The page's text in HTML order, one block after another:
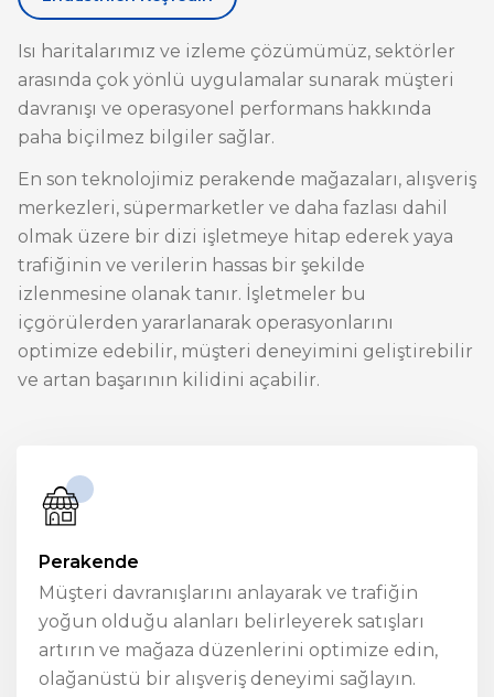
Isı haritalarımız ve izleme çözümümüz, sektörler
arasında çok yönlü uygulamalar sunarak müşteri
davranışı ve operasyonel performans hakkında
paha biçilmez bilgiler sağlar.
En son teknolojimiz perakende mağazaları, alışveriş
merkezleri, süpermarketler ve daha fazlası dahil
olmak üzere bir dizi işletmeye hitap ederek yaya
trafiğinin ve verilerin hassas bir şekilde
izlenmesine olanak tanır. İşletmeler bu
içgörülerden yararlanarak operasyonlarını
optimize edebilir, müşteri deneyimini geliştirebilir
ve artan başarının kilidini açabilir.
Perakende
Müşteri davranışlarını anlayarak ve trafiğin
yoğun olduğu alanları belirleyerek satışları
artırın ve mağaza düzenlerini optimize edin,
olağanüstü bir alışveriş deneyimi sağlayın.